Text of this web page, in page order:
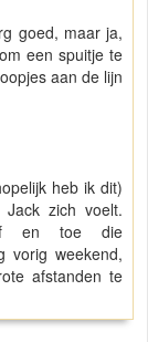
goed, maar ja,
een spuitje te
aan de lijn
heb ik dit)
zich voelt.
en toe die
vorig weekend,
afstanden te